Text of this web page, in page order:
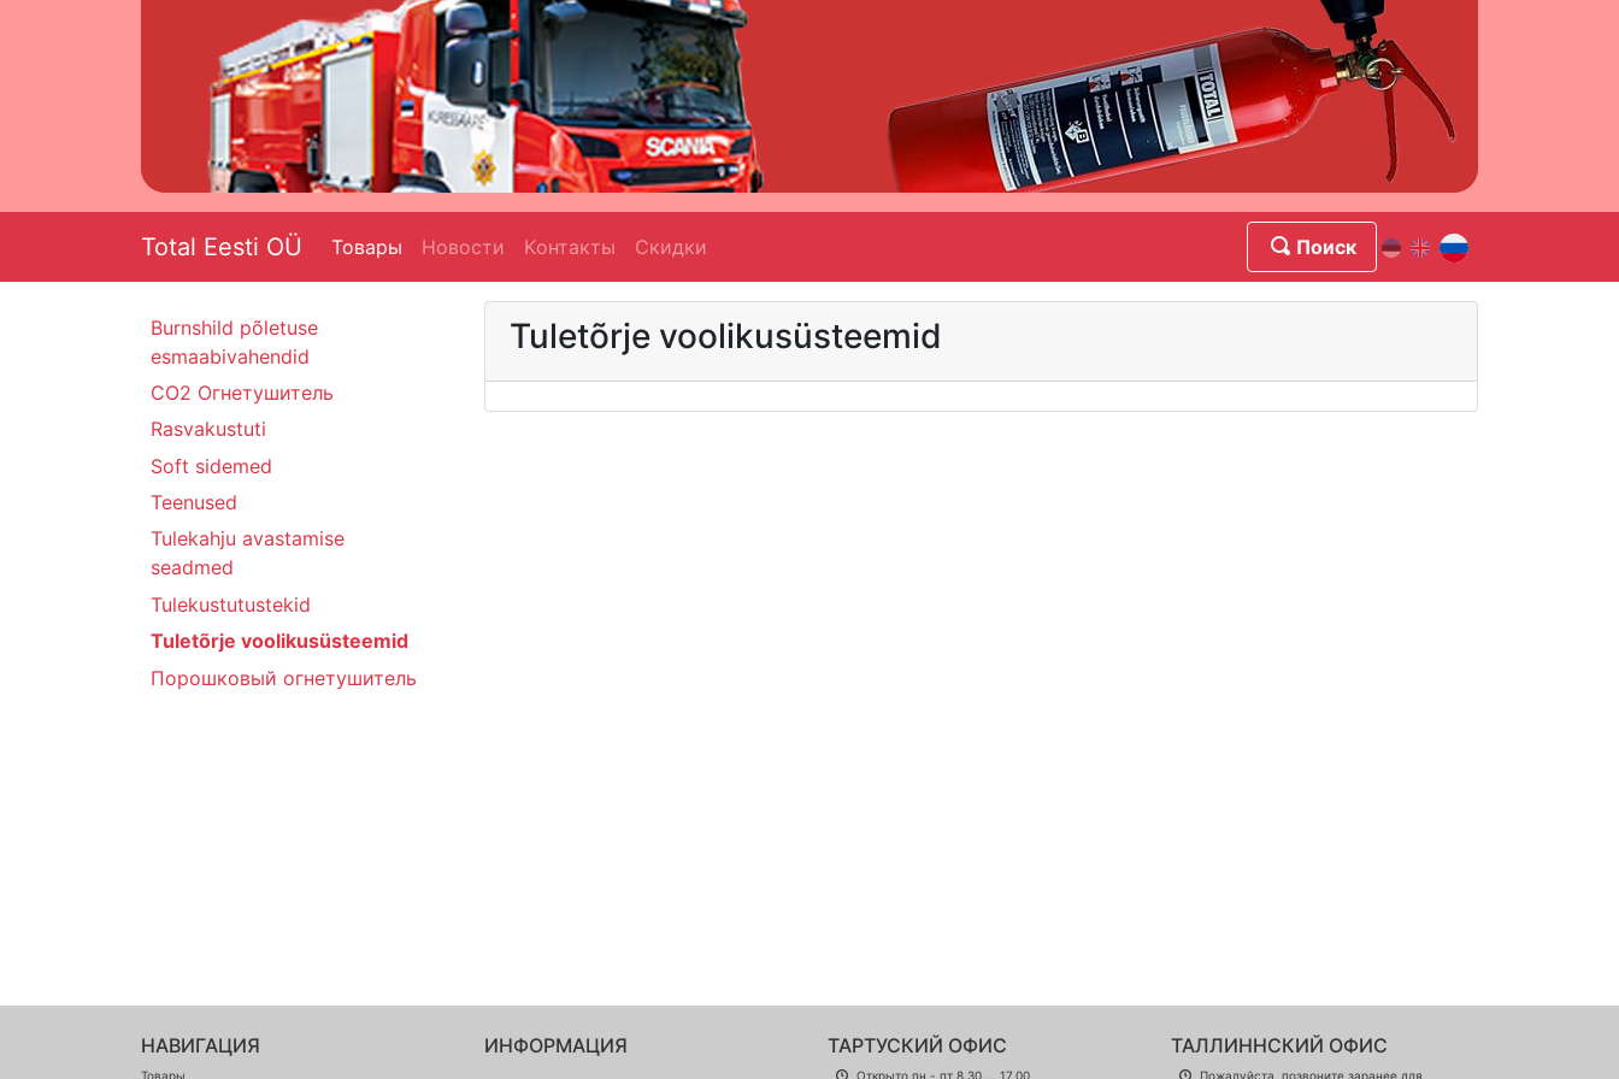
Total Eesti OÜ Товары Новости Kонтакты Скидки Поиск
Burnshild põletuse
esmaabivahendid
CO2 Oгнетушитель
Rasvakustuti
Soft sidemed
Teenused
Tulekahju avastamise
seadmed
Tulekustutustekid
Tuletõrje voolikusüsteemid
Порошковый огнетушитель
Tuletõrje voolikusüsteemid
НАВИГАЦИЯ
Товары
ИНФОРМАЦИЯ ТАРТУСКИЙ ОФИС
Открыто пн - пт 8.30 ... 17.00
ТАЛЛИННСКИЙ ОФИС
Пожалуйста, позвоните заранее для